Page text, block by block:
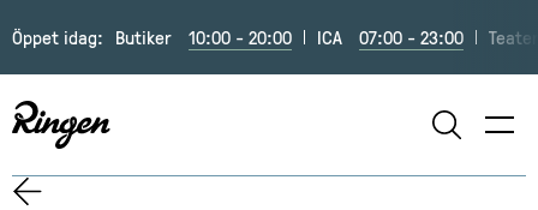
Öppet idag: Butiker 10:00 - 20:00 ICA 07:00 - 23:00
SÖK